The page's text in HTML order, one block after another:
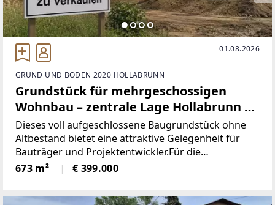
01.08.2026
GRUND UND BODEN 2020 HOLLABRUNN
Grundstück für mehrgeschossigen
Wohnbau – zentrale Lage Hollabrunn |
ca. 1.170m² Wohn-/Nutzfläche
Dieses voll aufgeschlossene Baugrundstück ohne
Altbestand bietet eine attraktive Gelegenheit für
Bauträger und Projektentwickler.Für die
Liegenschaft liegt bereits eine unverbindliche
Projektstudie mit rund 1.174 m² erzielbarer
673 m² € 399.000